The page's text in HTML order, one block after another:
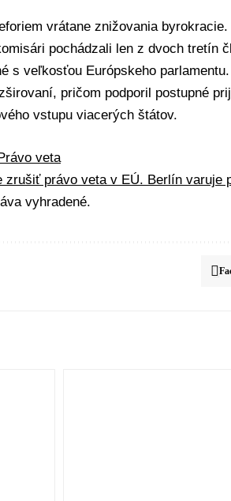
vrátane znižovania
pochádzali len z dvoch tretín
s veľkosťou Európskeho
pričom podporil postupné
vstupu viacerých štátov.
veta
zrušiť právo veta v EÚ. Berlín varuje
vyhradené.